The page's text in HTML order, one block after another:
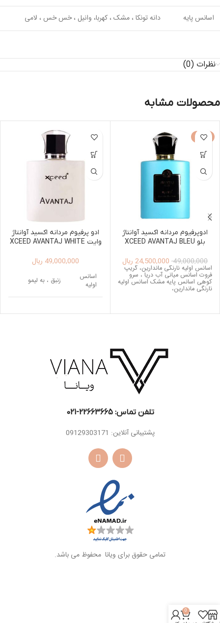
اسانس پایه دانه تونکا ، مشک ، کهربا، وانیل ، خس خس ، لامی
نظرات (0)
محصولات مشابه
-50%
ادوپرفیوم مردانه اکسید آوانتاژ
بلو XCEED AVANTAJ BLEU
49,000,000
24,500,000 ریال
اسانس اولیه نارنگی ماندارین، گریپ
فروت اسانس میانی آب دریا ، سرو
کوهی اسانس پایه مشک اسانس اولیه
نارنگی ماندارین،
ادو پرفیوم مردانه اکسید آوانتاژ
وایت XCEED AVANTAJ WHITE
49,000,000 ریال
اسانس
اولیه
زنبق ، به لیمو
میانی
برگ بنفشه
تلفن تماس: 22663665-021​
پشتیبانی آنلاین: 09129303171
تمامی حقوق برای ویانا محفوظ می باشد.
0